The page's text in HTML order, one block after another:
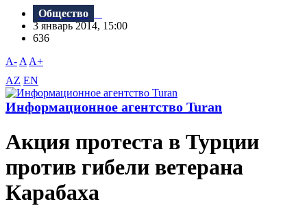
Общество
3 январь 2014, 15:00
636
A- A A+
AZ EN
Информационное агентство Turan
Акция протеста в Турции
против гибели ветерана
Карабаха